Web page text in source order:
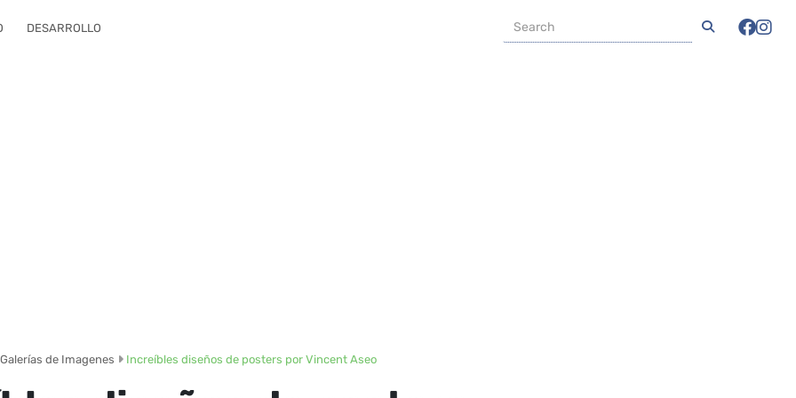
DESARROLLO
Galerías de Imagenes Increíbles diseños de posters por Vincent Aseo